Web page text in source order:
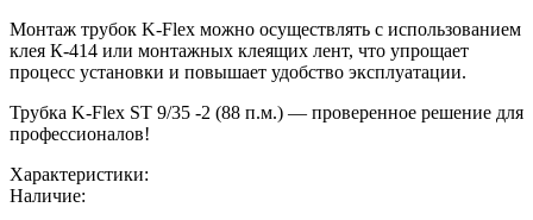
Монтаж трубок K-Flex можно осуществлять с использованием
клея К-414 или монтажных клеящих лент, что упрощает
процесс установки и повышает удобство эксплуатации.
Трубка K-Flex ST 9/35 -2 (88 п.м.) — проверенное решение для
профессионалов!
Характеристики:
Наличие: